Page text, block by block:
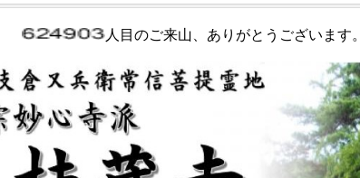
人目のご来山、ありがとうございます。